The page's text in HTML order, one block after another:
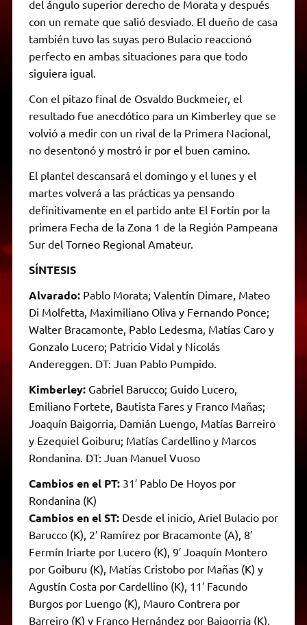
del ángulo superior derecho de Morata y después
con un remate que salió desviado. El dueño de casa
también tuvo las suyas pero Bulacio reaccionó
perfecto en ambas situaciones para que todo
siguiera igual.
Con el pitazo final de Osvaldo Buckmeier, el
resultado fue anecdótico para un Kimberley que se
volvió a medir con un rival de la Primera Nacional,
no desentonó y mostró ir por el buen camino.
El plantel descansará el domingo y el lunes y el
martes volverá a las prácticas ya pensando
definitivamente en el partido ante El Fortín por la
primera Fecha de la Zona 1 de la Región Pampeana
Sur del Torneo Regional Amateur.
SÍNTESIS
Alvarado:Pablo Morata; Valentín Dimare, Mateo
Di Molfetta, Maximiliano Oliva y Fernando Ponce;
Walter Bracamonte, Pablo Ledesma, Matías Caro y
Gonzalo Lucero; Patricio Vidal y Nicolás
Andereggen. DT: Juan Pablo Pumpido.
Kimberley:Gabriel Barucco; Guido Lucero,
Emiliano Fortete, Bautista Fares y Franco Mañas;
Joaquín Baigorria, Damián Luengo, Matías Barreiro
y Ezequiel Goiburu; Matías Cardellino y Marcos
Rondanina. DT: Juan Manuel Vuoso
Cambios en el PT:31′ Pablo De Hoyos por
Rondanina (K)
Cambios en el ST:Desde el inicio, Ariel Bulacio por
Barucco (K), 2′ Ramírez por Bracamonte (A), 8′
Fermín Iriarte por Lucero (K), 9′ Joaquín Montero
por Goiburu (K), Matías Cristobo por Mañas (K) y
Agustín Costa por Cardellino (K), 11′ Facundo
Burgos por Luengo (K), Mauro Contrera por
Barreiro (K) y Franco Hernández por Baigorria (K),